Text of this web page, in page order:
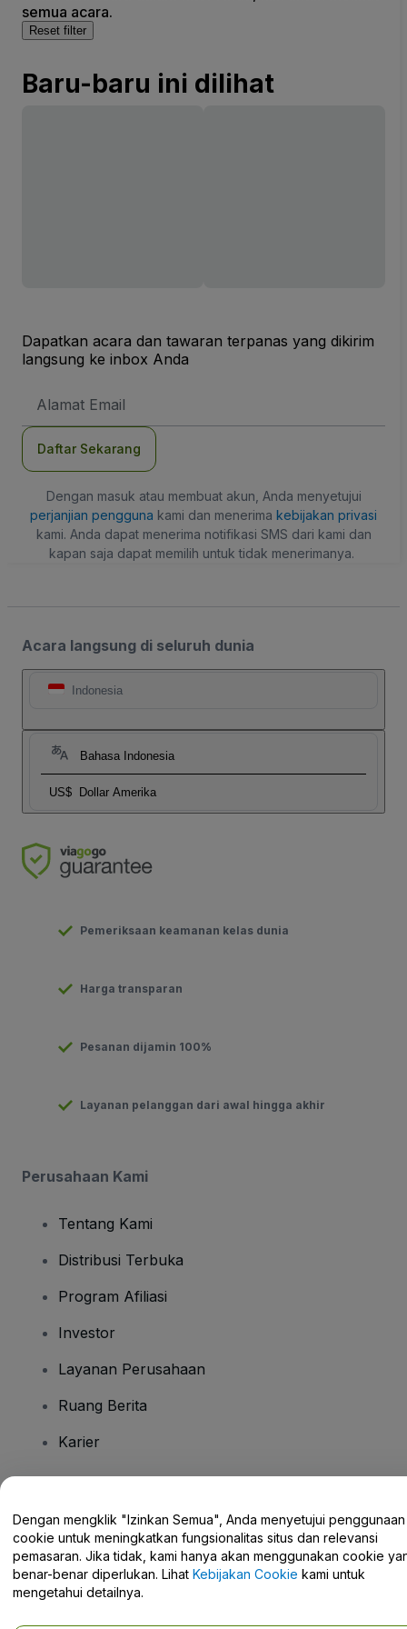
semua acara.
Reset filter
Baru-baru ini dilihat
Dapatkan acara dan tawaran terpanas yang dikirim
langsung ke inbox Anda
Email
Daftar Sekarang
Dengan masuk atau membuat akun, Anda menyetujui
perjanjian pengguna kami dan menerima kebijakan privasi
kami. Anda dapat menerima notifikasi SMS dari kami dan
kapan saja dapat memilih untuk tidak menerimanya.
Acara langsung di seluruh dunia
Indonesia
Bahasa Indonesia
US$ Dollar Amerika
Pemeriksaan keamanan kelas dunia
Harga transparan
Pesanan dijamin 100%
Layanan pelanggan dari awal hingga akhir
Perusahaan Kami
Tentang Kami
Distribusi Terbuka
Program Afiliasi
Investor
Layanan Perusahaan
Ruang Berita
Karier
Pusat Bantuan / Hubungi Kami
Dengan mengklik "Izinkan Semua", Anda menyetujui penggunaan
cookie untuk meningkatkan fungsionalitas situs dan relevansi
pemasaran. Jika tidak, kami hanya akan menggunakan cookie
benar-benar diperlukan. Lihat Kebijakan Cookie kami untuk
mengetahui detailnya.